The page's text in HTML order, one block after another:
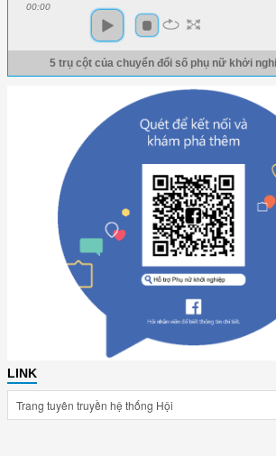
00:00
5 trụ cột của chuyển đổi số phụ nữ khởi
LINK